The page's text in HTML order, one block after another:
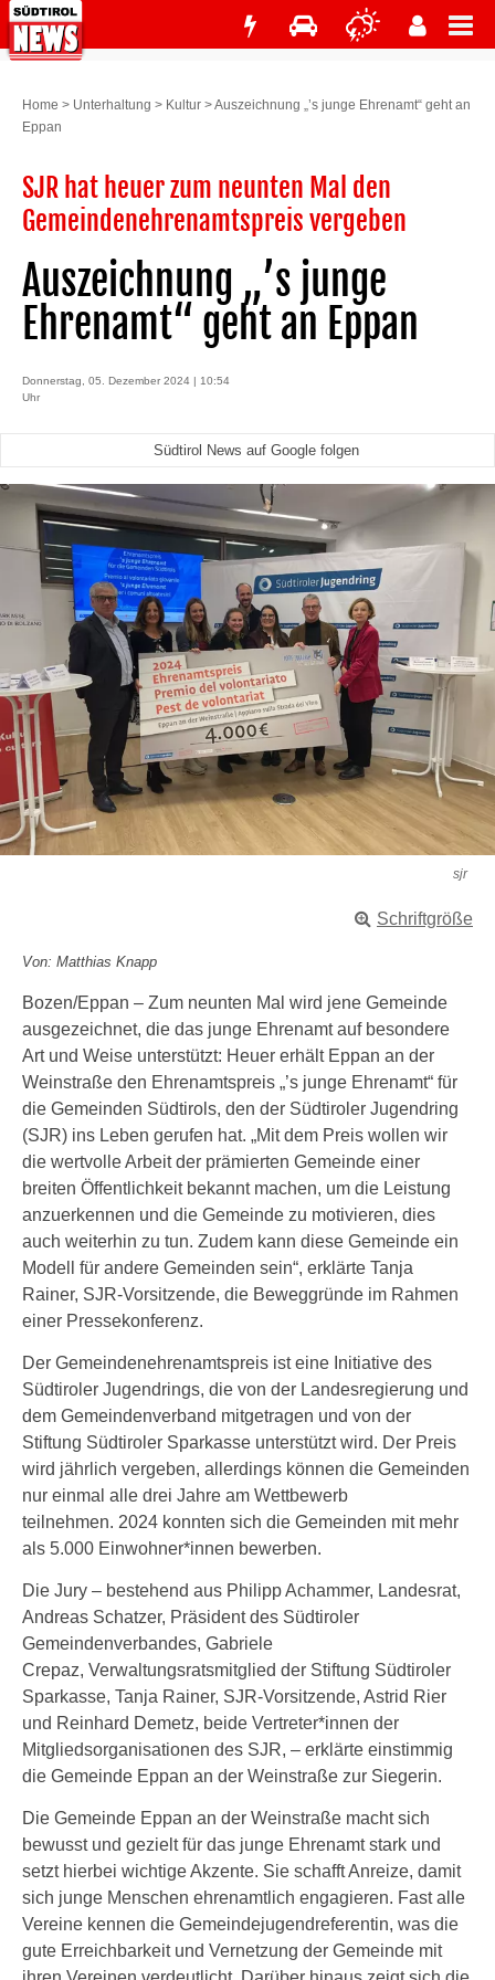
Home > Unterhaltung > Kultur >Auszeichnung „’s junge Ehrenamt“ geht an
Eppan
SJR hat heuer zum neunten Mal den
Gemeindenehrenamtspreis vergeben
Auszeichnung „’s junge
Ehrenamt“ geht an Eppan
Donnerstag, 05. Dezember 2024 | 10:54
Uhr
Südtirol News auf Google folgen
sjr
Schriftgröße
Von: Matthias Knapp
Bozen/Eppan – Zum neunten Mal wird jene Gemeinde
ausgezeichnet, die das junge Ehrenamt auf besondere
Art und Weise unterstützt: Heuer erhält Eppan an der
Weinstraße den Ehrenamtspreis „’s junge Ehrenamt“ für
die Gemeinden Südtirols, den der Südtiroler Jugendring
(SJR) ins Leben gerufen hat. „Mit dem Preis wollen wir
die wertvolle Arbeit der prämierten Gemeinde einer
breiten Öffentlichkeit bekannt machen, um die Leistung
anzuerkennen und die Gemeinde zu motivieren, dies
auch weiterhin zu tun. Zudem kann diese Gemeinde ein
Modell für andere Gemeinden sein“, erklärte Tanja
Rainer, SJR-Vorsitzende, die Beweggründe im Rahmen
einer Pressekonferenz.
Der Gemeindenehrenamtspreis ist eine Initiative des
Südtiroler Jugendrings, die von der Landesregierung und
dem Gemeindenverband mitgetragen und von der
Stiftung Südtiroler Sparkasse unterstützt wird. Der Preis
wird jährlich vergeben, allerdings können die Gemeinden
nur einmal alle drei Jahre am Wettbewerb
teilnehmen. 2024 konnten sich die Gemeinden mit mehr
als 5.000 Einwohner*innen bewerben.
Die Jury – bestehend aus Philipp Achammer, Landesrat,
Andreas Schatzer, Präsident des Südtiroler
Gemeindenverbandes, Gabriele
Crepaz, Verwaltungsratsmitglied der Stiftung Südtiroler
Sparkasse, Tanja Rainer, SJR-Vorsitzende, Astrid Rier
und Reinhard Demetz, beide Vertreter*innen der
Mitgliedsorganisationen des SJR, – erklärte einstimmig
die Gemeinde Eppan an der Weinstraße zur Siegerin.
Die Gemeinde Eppan an der Weinstraße macht sich
bewusst und gezielt für das junge Ehrenamt stark und
setzt hierbei wichtige Akzente. Sie schafft Anreize, damit
sich junge Menschen ehrenamtlich engagieren. Fast alle
Vereine kennen die Gemeindejugendreferentin, was die
gute Erreichbarkeit und Vernetzung der Gemeinde mit